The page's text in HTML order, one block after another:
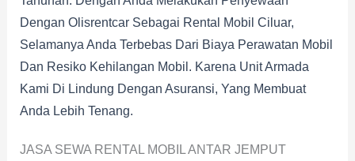
Dengan Olisrentcar Sebagai Rental Mobil Ciluar,
Selamanya Anda Terbebas Dari Biaya Perawatan Mobil
Dan Resiko Kehilangan Mobil. Karena Unit Armada
Kami Di Lindung Dengan Asuransi, Yang Membuat
Anda Lebih Tenang.
JASA SEWA RENTAL MOBIL ANTAR JEMPUT